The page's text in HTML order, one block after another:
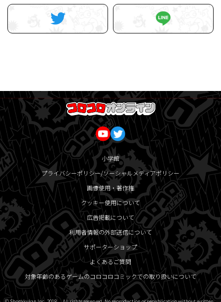
小学館
プライバシーポリシー/ソーシャルメディアポリシー
画像使用・著作権
クッキー使用について
広告掲載について
利用者情報の外部送信について
サポーターショップ
よくあるご質問
対象年齢のあるゲームのコロコロコミックでの取り扱いについて